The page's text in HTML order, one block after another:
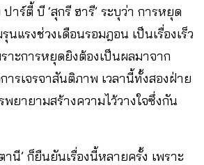
าร์ตี้ บี ‘สุกรี ฮารี’ ระบุว่า การหยุด
นแรงช่วงเดือนรอมฎอน เป็นเรื่องเร็ว
าะการหยุดยิงต้องเป็นผลมาจาก
ารเจรจาสันติภาพ เวลานี้ทั้งสองฝ่าย
พยายามสร้างความไว้วางใจซึ่งกัน
านี’ ก็ยืนยันเรื่องนี้หลายครั้ง เพราะ